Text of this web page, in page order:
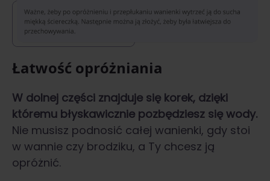
Łatwość opróżniania
W dolnej części znajduje się korek, dzięki
któremu błyskawicznie pozbędziesz się wody.
Nie musisz podnosić całej wanienki, gdy stoi
w wannie czy brodziku, a Ty chcesz ją
opróżnić.